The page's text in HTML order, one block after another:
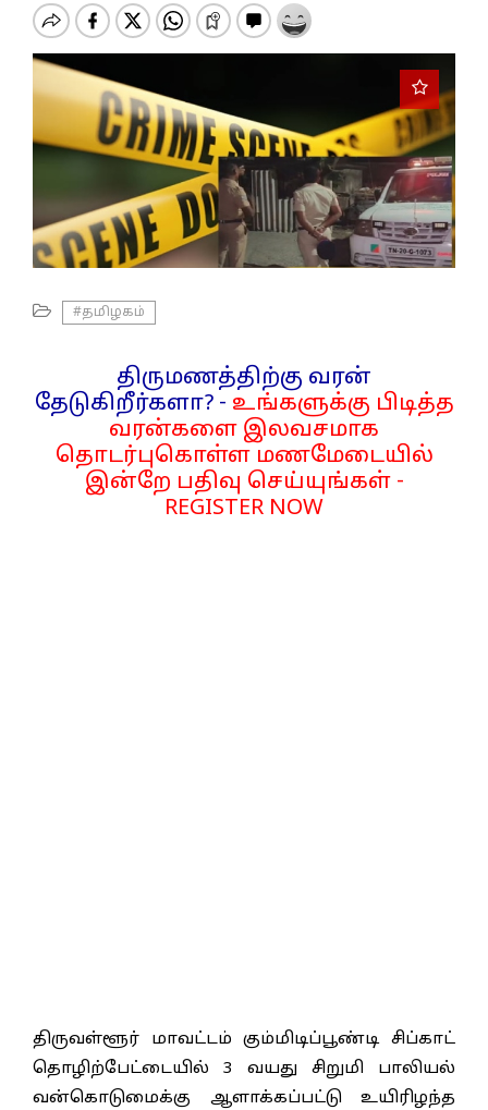
#தமிழகம்
திருமணத்திற்கு வரன்
தேடுகிறீர்களா? - உங்களுக்கு பிடித்த
வரன்களை இலவசமாக
தொடர்புகொள்ள மணமேடையில்
இன்றே பதிவு செய்யுங்கள் -
REGISTER NOW
திருவள்ளூர் மாவட்டம் கும்மிடிப்பூண்டி சிப்காட்
தொழிற்பேட்டையில் 3 வயது சிறுமி பாலியல்
வன்கொடுமைக்கு ஆளாக்கப்பட்டு உயிரிழந்த